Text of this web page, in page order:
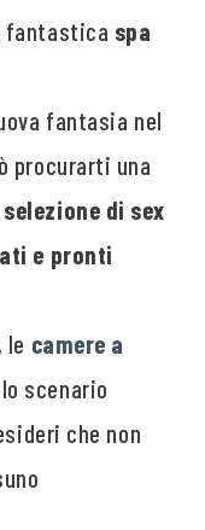
fantastica spa
fantasia nel
procurarti una
di sex
e pronti
le camere a
scenario
che non